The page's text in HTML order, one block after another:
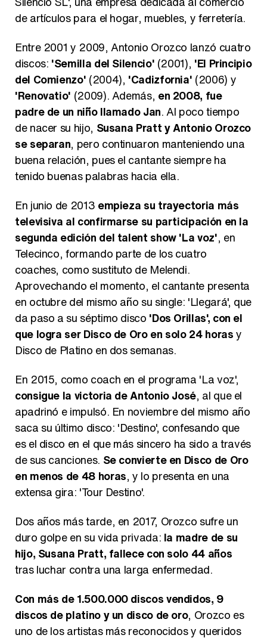
de artículos para el hogar, muebles, y ferretería.
Entre 2001 y 2009, Antonio Orozco lanzó cuatro
discos: 'Semilla del Silencio' (2001), 'El Principio
del Comienzo' (2004), 'Cadizfornia' (2006) y
'Renovatio' (2009). Además, en 2008, fue
padre de un niño llamado Jan. Al poco tiempo
de nacer su hijo, Susana Pratt y Antonio Orozco
se separan, pero continuaron manteniendo una
buena relación, pues el cantante siempre ha
tenido buenas palabras hacia ella.
En junio de 2013 empieza su trayectoria más
televisiva al confirmarse su participación en la
segunda edición del talent show 'La voz', en
Telecinco, formando parte de los cuatro
coaches, como sustituto de Melendi.
Aprovechando el momento, el cantante presenta
en octubre del mismo año su single: 'Llegará', que
da paso a su séptimo disco 'Dos Orillas', con el
que logra ser Disco de Oro en solo 24 horasy
Disco de Platino en dos semanas.
En 2015, como coach en el programa 'La voz',
consigue la victoria de Antonio José, al que el
apadrinó e impulsó. En noviembre del mismo año
saca su último disco: 'Destino', confesando que
es el disco en el que más sincero ha sido a través
de sus canciones. Se convierte en Disco de Oro
en menos de 48 horas, y lo presenta en una
extensa gira: 'Tour Destino'.
Dos años más tarde, en 2017, Orozco sufre un
duro golpe en su vida privada: la madre de su
hijo, Susana Pratt, fallece con solo 44 años
tras luchar contra una larga enfermedad.
Con más de 1.500.000 discos vendidos, 9
discos de platino y un disco de oro, Orozco es
uno de los artistas más reconocidos y queridos